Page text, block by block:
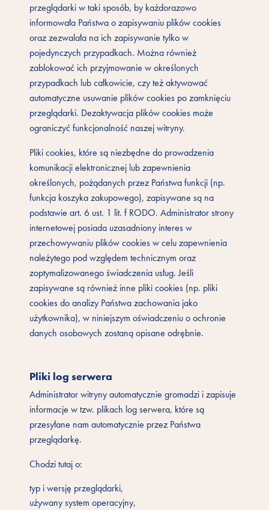
przeglądarki w taki sposób, by każdorazowo
informowała Państwa o zapisywaniu plików cookies
oraz zezwalała na ich zapisywanie tylko w
pojedynczych przypadkach. Można również
zablokować ich przyjmowanie w określonych
przypadkach lub całkowicie, czy też aktywować
automatyczne usuwanie plików cookies po zamknięciu
przeglądarki. Dezaktywacja plików cookies może
ograniczyć funkcjonalność naszej witryny.
Pliki cookies, które są niezbędne do prowadzenia
komunikacji elektronicznej lub zapewnienia
określonych, pożądanych przez Państwa funkcji (np.
funkcja koszyka zakupowego), zapisywane są na
podstawie art. 6 ust. 1 lit. f RODO. Administrator strony
internetowej posiada uzasadniony interes w
przechowywaniu plików cookies w celu zapewnienia
należytego pod względem technicznym oraz
zoptymalizowanego świadczenia usług. Jeśli
zapisywane są również inne pliki cookies (np. pliki
cookies do analizy Państwa zachowania jako
użytkownika), w niniejszym oświadczeniu o ochronie
danych osobowych zostaną opisane odrębnie.
Pliki log serwera
Administrator witryny automatycznie gromadzi i zapisuje
informacje w tzw. plikach log serwera, które są
przesyłane nam automatycznie przez Państwa
przeglądarkę.
Chodzi tutaj o:
typ i wersję przeglądarki,
używany system operacyjny,